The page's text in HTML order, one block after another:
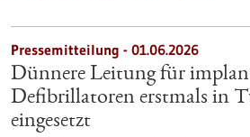
Pressemitteilung - 01.06.2026
Dünnere Leitung für
Defibrillatoren erstmals in
eingesetzt